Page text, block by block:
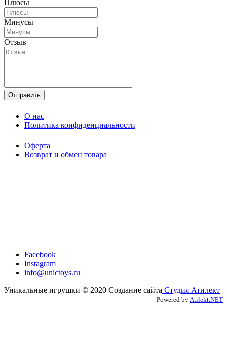
Плюсы
Минусы
Отзыв
O нас
Политика конфиденциальности
Оферта
Возврат и обмен товара
Facebook
Instagram
info@unictoys.ru
Уникальные игрушки © 2020 Создание сайта Студия Атилект
Powered by Atilekt.NET